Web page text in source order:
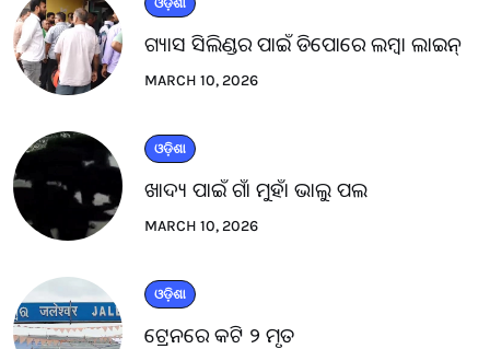
ଗ୍ୟାସ ସିଲିଣ୍ଡର ପାଇଁ ଡିପୋରେ ଲମ୍ବା ଲାଇନ୍
MARCH 10, 2026
ଓଡ଼ିଶା
ଖାଦ୍ୟ ପାଇଁ ଗାଁ ମୁହାଁ ଭାଲୁ ପଲ
MARCH 10, 2026
ଓଡ଼ିଶା
ଟ୍ରେନରେ କଟି ୨ ମୃତ